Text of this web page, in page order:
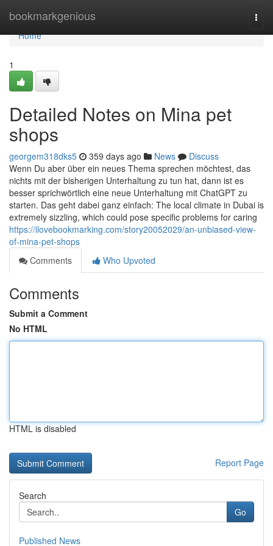
bookmarkgenious
Home
Home
1
Detailed Notes on Mina pet
shops
georgem318dks5 359 days ago News
Discuss
Wenn Du aber über ein neues Thema sprechen möchtest, das
nichts mit der bisherigen Unterhaltung zu tun hat, dann ist es
besser sprichwörtlich eine neue Unterhaltung mit ChatGPT zu
starten. Das geht dabei ganz einfach: The local climate in Dubai is
extremely sizzling, which could pose specific problems for caring
https://ilovebookmarking.com/story20052029/an-unbiased-view-
of-mina-pet-shops
Comments
Who Upvoted
Comments
Submit a Comment
No HTML
HTML is disabled
Report Page
Search
Go
Published News